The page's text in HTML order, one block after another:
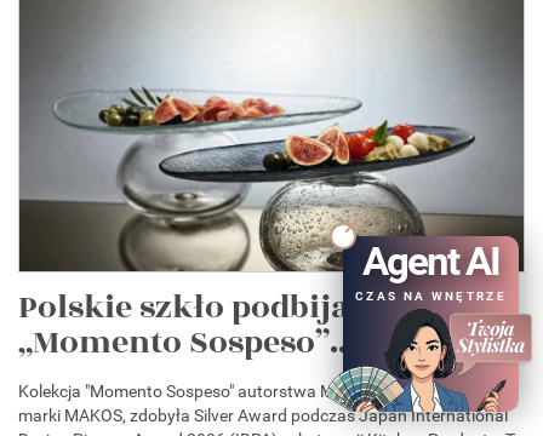
Polskie szkło podbija Japonię.
„Momento Sospeso”...
Kolekcja "Momento Sospeso" autorstwa Marii Kostrzak, twórczyni
marki MAKOS, zdobyła Silver Award podczas Japan International
Agent AI
CZAS NA WNĘTRZE